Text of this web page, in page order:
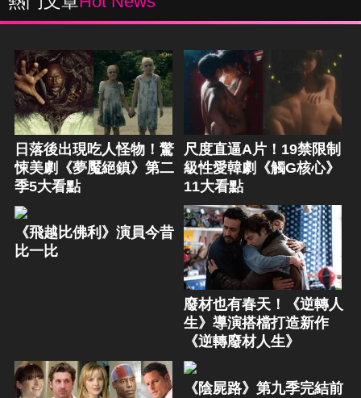
日落後出現吃人怪物！驚
悚美劇《夢魘絕鎮》第二
季5大看點
尺度直逼A片！19禁限制
級性愛韓劇《觸G核心》
11大看點
《飛越比佛利》演員今昔
比一比
廢材也有春天！《逆轉人
生》導演搭檔打造新作
《逆轉廢材人生》
《陰屍路》第九季完結前